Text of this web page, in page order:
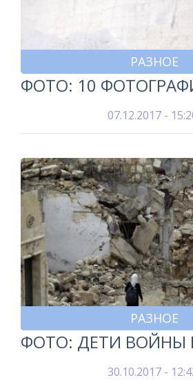
РАЗНОЕ
ФОТО: 10
07.12.2017 -
РАЗНОЕ
ФОТО: ДЕТИ ВОЙНЫ
30.10.2017 -